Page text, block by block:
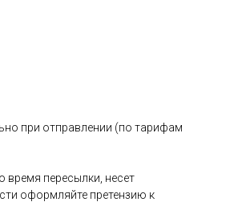
при отправлении (по тарифам
время пересылки, несет
оформляйте претензию к